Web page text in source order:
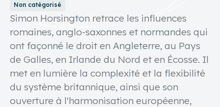
Non catégorisé
Simon Horsington retrace les influences
romaines, anglo-saxonnes et normandes qui
ont façonné le droit en Angleterre, au Pays
de Galles, en Irlande du Nord et en Écosse. Il
met en lumière la complexité et la flexibilité
du système britannique, ainsi que son
ouverture à l'harmonisation européenne,